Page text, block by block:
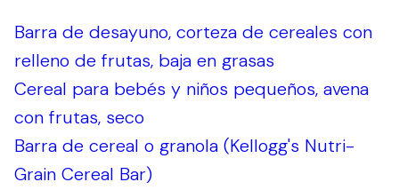
Barra de desayuno, corteza de cereales con
relleno de frutas, baja en grasas
Cereal para bebés y niños pequeños, avena
con frutas, seco
Barra de cereal o granola (Kellogg's Nutri-
Grain Cereal Bar)